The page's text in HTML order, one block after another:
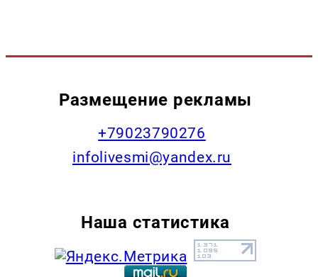
Размещение рекламы
+79023790276
infolivesmi@yandex.ru
Наша статистика